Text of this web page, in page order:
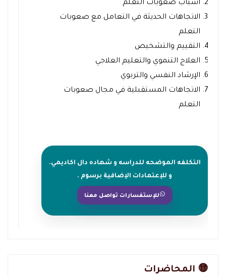
أسباب صعوبات التعلم
الاتجاهات الحديثة في التعامل مع صعوبات
التعلم
التقييم والتشخيص
العلاج التنموي والتعليم العلاجي
الإرشاد النفسي والتربوي
الاتجاهات المستقبلية في مجال صعوبات
التعلم
التكلفه الموضحه للدراسه و شهاده دال اكاديمي.
و للإعتمادات الإضافية برسوم .
للإستفسارات تواصل معنا
🟡 المحاضرات